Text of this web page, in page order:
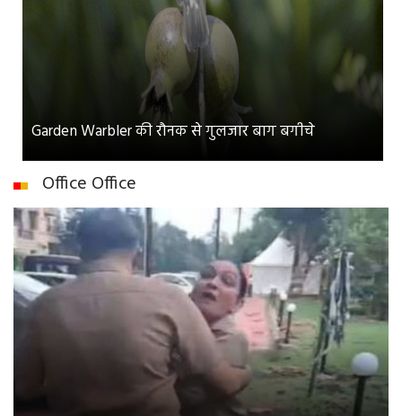
Garden Warbler की रौनक से गुलजार बाग बगीचे
Office Office